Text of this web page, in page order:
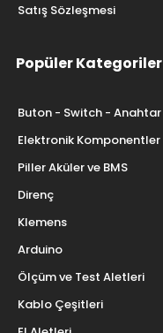
Satış Sözleşmesi
Popüler Kategoriler
Buton - Switch - Anahtar
Elektronik Komponentler
Piller Aküler ve BMS
Direnç
Klemens
Arduino
Ölçüm ve Test Aletleri
Kablo Çeşitleri